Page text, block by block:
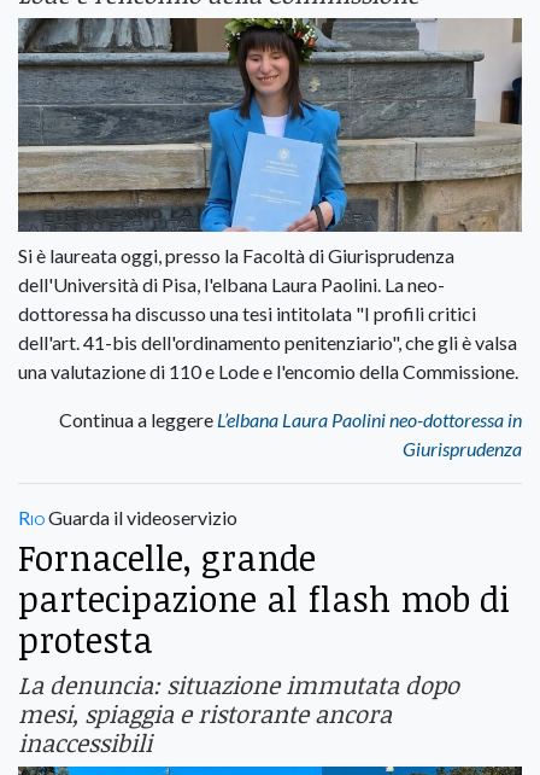
Si è laureata oggi, presso la Facoltà di Giurisprudenza
dell'Università di Pisa, l'elbana Laura Paolini. La neo-
dottoressa ha discusso una tesi intitolata "I profili critici
dell'art. 41-bis dell'ordinamento penitenziario", che gli è valsa
una valutazione di 110 e Lode e l'encomio della Commissione.
Continua a leggere L’elbana Laura Paolini neo-dottoressa in
Giurisprudenza
RioGuarda il videoservizio
Fornacelle, grande
partecipazione al flash mob di
protesta
La denuncia: situazione immutata dopo
mesi, spiaggia e ristorante ancora
inaccessibili